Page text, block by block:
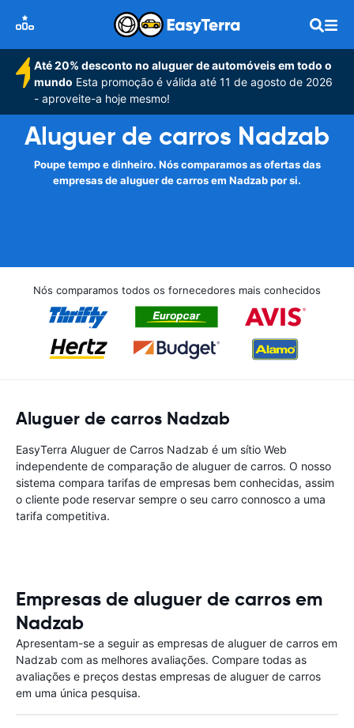
Até 20% desconto no aluguer de automóveis em todo o
mundo Esta promoção é válida até 11 de agosto de 2026
- aproveite-a hoje mesmo!
Aluguer de carros Nadzab
Poupe tempo e dinheiro. Nós comparamos as ofertas das
empresas de aluguer de carros em Nadzab por si.
Nós comparamos todos os fornecedores mais conhecidos
Aluguer de carros Nadzab
EasyTerra Aluguer de Carros Nadzab é um sítio Web
independente de comparação de aluguer de carros. O nosso
sistema compara tarifas de empresas bem conhecidas, assim
o cliente pode reservar sempre o seu carro connosco a uma
tarifa competitiva.
Empresas de aluguer de carros em
Nadzab
Apresentam-se a seguir as empresas de aluguer de carros em
Nadzab com as melhores avaliações. Compare todas as
avaliações e preços destas empresas de aluguer de carros
em uma única pesquisa.